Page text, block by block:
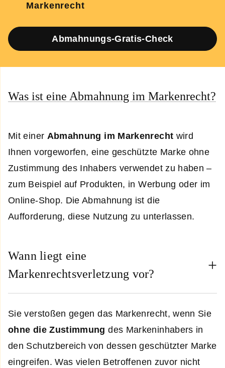
Markenrecht
Abmahnungs-Gratis-Check
Was ist eine Abmahnung im Markenrecht?
Mit einer Abmahnung im Markenrecht wird
Ihnen vorgeworfen, eine geschützte Marke ohne
Zustimmung des Inhabers verwendet zu haben –
zum Beispiel auf Produkten, in Werbung oder im
Online-Shop. Die Abmahnung ist die
Aufforderung, diese Nutzung zu unterlassen.
Wann liegt eine
Markenrechtsverletzung vor?
Sie verstoßen gegen das Markenrecht, wenn Sie
ohne die Zustimmungdes Markeninhabers in
den Schutzbereich von dessen geschützter Marke
eingreifen. Was vielen Betroffenen zuvor nicht